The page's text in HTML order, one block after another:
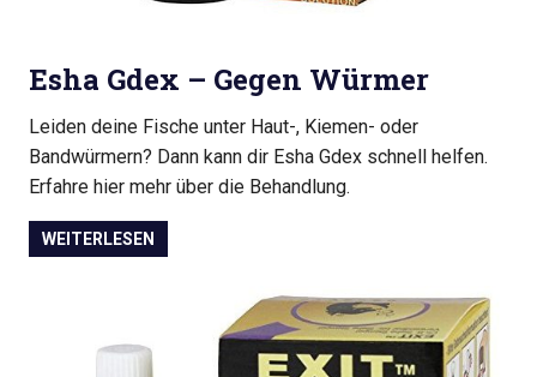
Esha Gdex – Gegen Würmer
Leiden deine Fische unter Haut-, Kiemen- oder
Bandwürmern? Dann kann dir Esha Gdex schnell helfen.
Erfahre hier mehr über die Behandlung.
WEITERLESEN